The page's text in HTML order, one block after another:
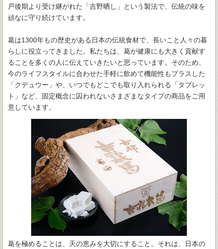
戸後期より受け継がれた「吉野晒し」という製法で、伝統の味を
頑なに守り続けています。
葛は1300年もの歴史がある日本の伝統食材で、長いこと人々の暮
らしに役立ってきました。私たちは、葛が健康にも大きく貢献す
ることを多くの人に伝えていきたいと思っています。そのため、
今のライフスタイルに合わせた手軽に飲めて機能性もプラスした
「クデュウー」や、いつでもどこでも取り入れられる「タブレッ
ト」など、固定概念に囚われないさまざまなタイプの商品をご用
意しています。
葛を極めることは、天の恵みを大切にすること。それは、日本の